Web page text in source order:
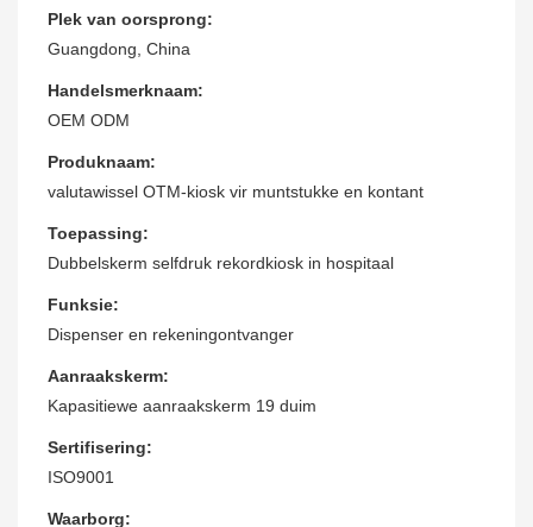
Plek van oorsprong:
Guangdong, China
Handelsmerknaam:
OEM ODM
Produknaam:
valutawissel OTM-kiosk vir muntstukke en kontant
Toepassing:
Dubbelskerm selfdruk rekordkiosk in hospitaal
Funksie:
Dispenser en rekeningontvanger
Aanraakskerm:
Kapasitiewe aanraakskerm 19 duim
Sertifisering:
ISO9001
Waarborg: